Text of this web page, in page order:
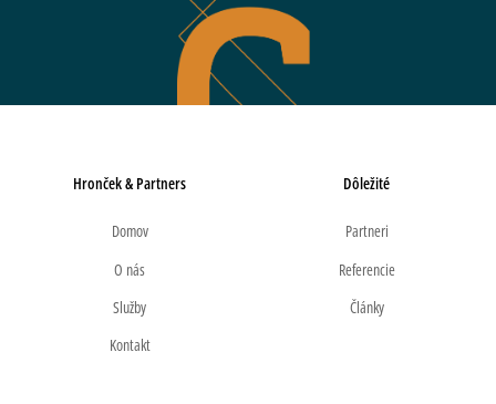
Hronček & Partners
Domov
O nás
Služby
Kontakt
Dôležité
Partneri
Referencie
Články